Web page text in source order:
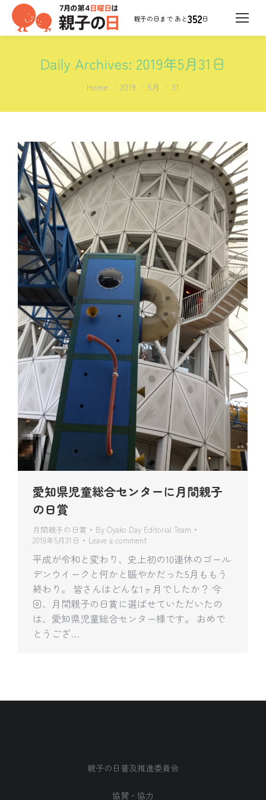
352日
Daily Archives: 2019年5月31日
You are here:
Home 2019 5月 31
愛知県児童総合センターに月間親子
の日賞
月間親子の日賞 By Oyako Day Editorial Team
2019年5月31日
Leave a comment
平成が令和と変わり、史上初の10連休のゴール
デンウイークと何かと賑やかだった5月ももう
終わり。 皆さんはどんな1ヶ月でしたか？ 今
回、月間親子の日賞に選ばせていただいたの
は、愛知県児童総合センター様です。 おめで
とうござ…
親子の日普及推進委員会
協賛・協力